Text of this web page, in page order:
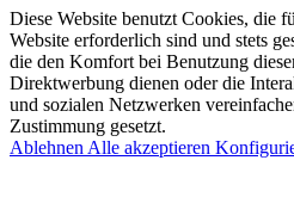
Diese Website benutzt Cookies, die
Website erforderlich sind und stets
die den Komfort bei Benutzung
Direktwerbung dienen oder die
und sozialen Netzwerken
Zustimmung gesetzt.
Ablehnen Alle akzeptieren